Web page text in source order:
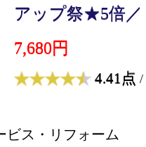
アップ祭★5倍／
7,680円
4.41点 /
ビス・リフォーム